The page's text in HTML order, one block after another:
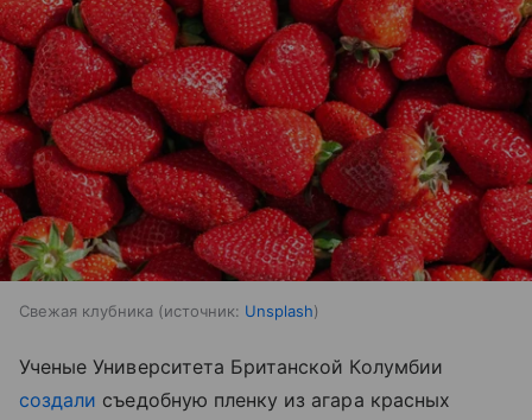
Свежая клубника источник: Unsplash
Ученые Университета Британской Колумбии
создали съедобную пленку из агара красных